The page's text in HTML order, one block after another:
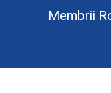
Membrii